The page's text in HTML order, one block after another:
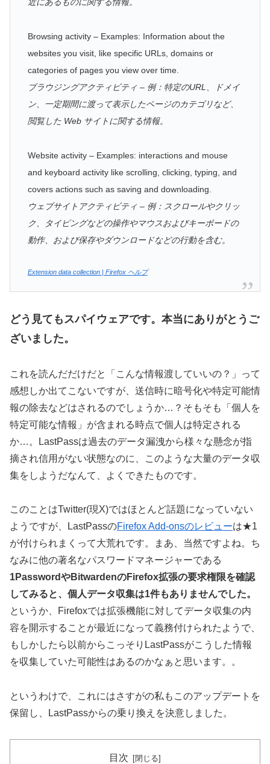
近にあるものに関する情報。
Browsing activity – Examples: Information about the
websites you visit, like specific URLs, domains or
categories of pages you view over time.
ブラウジングアクティビティ – 例：特定のURL、ドメイ
ン、一定期間に渡って表示したページのカテゴリなど、
閲覧した Web サイトに関する情報。
Website activity – Examples: interactions and mouse
and keyboard activity like scrolling, clicking, typing, and
covers actions such as saving and downloading.
ウェブサイトアクティビティ – 例：スクロールやクリッ
ク、タイピングなどの操作やマウスおよびキーボードの
動作、および保存やダウンロードなどの行動を含む。
Extension data collection | Firefox ヘルプ
どう見てもスパイウェアです。本当にありがとうご
ざいました。
これを読んだだけだと「こんな情報渡していいの？」って
感想しか出てこないですが、送信時に暗号化や特定可能情
報の除去などはされるのでしょうか…？そもそも「個人を
特定可能な情報」が含まれる時点で個人は特定される
か…。LastPassは過去のデータ漏洩から様々な懸念が指
摘され信用がない状態なのに、このような大量のデータ収
集をしようだなんて、よくできたものです。
このことはTwitter(現X)ではほとんど話題になっていない
ようですが、LastPassのFirefox Add-onsのレビューは★1
が付けられまくって大荒れです。まあ、当然ですよね。ち
なみに他の著名なパスワードマネージャーである
1PasswordやBitwardenのFirefox拡張の要求権限を確認
してみると、個人データ収集は1件もありませんでした。
というか、Firefoxでは拡張機能に対してデータ収集の内
容を開示することが最近になって義務付けられたようで、
もしかしたら以前からこっそりLastPassがこうした情報
を収集していた可能性はあるのかなぁと思います。。
というわけで、これにはさすがの私もこのアップデートを
保留し、LastPassからの乗り換えを決意しました。
目次